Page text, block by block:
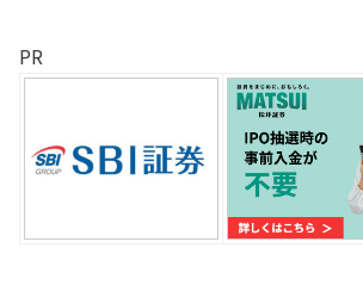
PR